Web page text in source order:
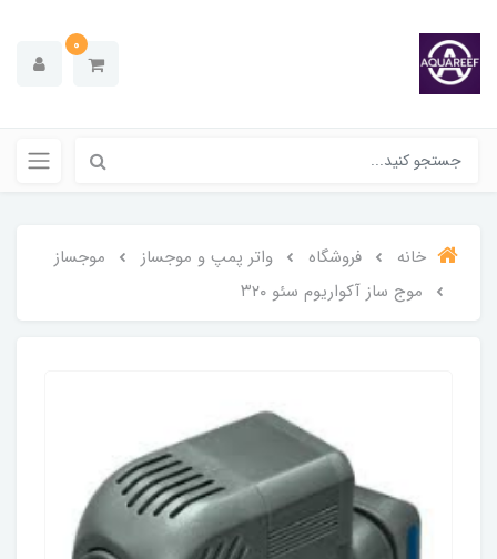
0
خانه فروشگاه واتر پمپ و موجساز
موجساز
موج ساز آکواریوم سئو ۳۲۰